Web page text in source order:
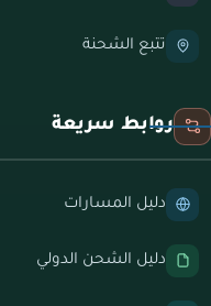
تتبع الشحنة
روابط سريعة
دليل المسارات
دليل الشحن الدولي